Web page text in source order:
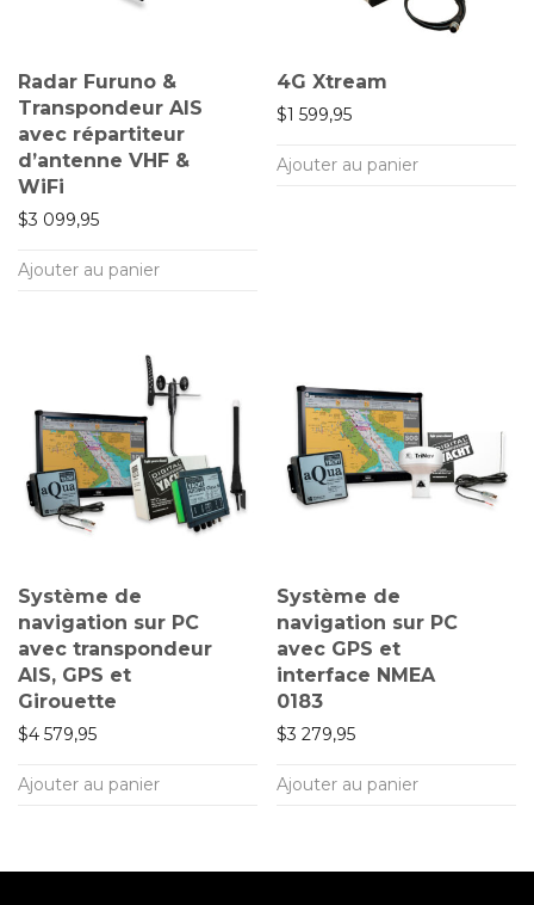
Radar Furuno &
Transpondeur AIS
avec répartiteur
d’antenne VHF &
WiFi
$3 099,95
Ajouter au panier
4G Xtream
$1 599,95
Ajouter au panier
Système de
navigation sur PC
avec transpondeur
AIS, GPS et
Girouette
$4 579,95
Ajouter au panier
Système de
navigation sur PC
avec GPS et
interface NMEA
0183
$3 279,95
Ajouter au panier